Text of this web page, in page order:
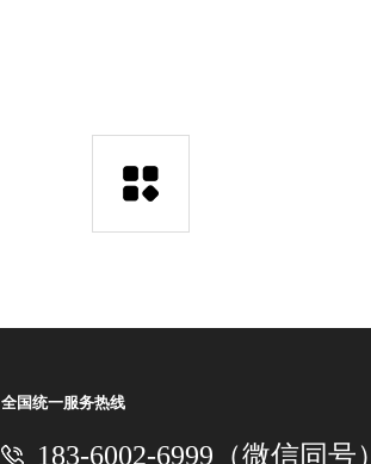
全国统一服务热线
183-6002-6999（微信同号）